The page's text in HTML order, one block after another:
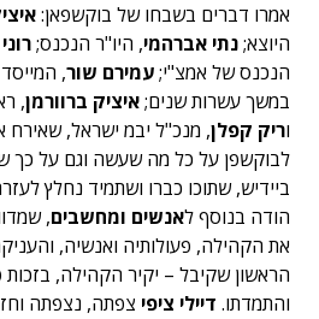
אמרו דברים בשבחו של בוקשפאן:
היוצא;נתי אברהמי, היו"ר הנכנס;
הנכנס של אמצ"י;עמירם שור,
במשך עשרות שנים;איציק ברוורמן,
וריק קפלן, מנכ"ל יבמ ישראל, שאירח
לבוקשפן על כל מה שעשה וגם על כך
ביידיש, שתוכו כברו ושתמיד נחלץ
הודה בנוסף לאנשים ומחשבים
את הקהילה, פעולותיה ואנשיה,
הראשון שקיבל – יקיר הקהילה,
והתמדתו. דיילי ציפי צפתה, נצפתה